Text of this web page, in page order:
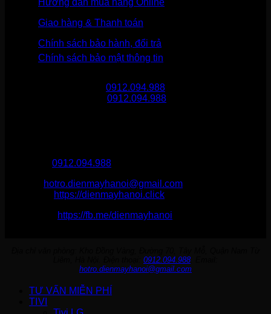
Hướng dẫn mua hàng Online
Giao hàng & Thanh toán
Chính sách bảo hành, đổi trả
Chính sách bảo mật thông tin
0912.094.988
0912.094.988
0912.094.988
hotro.dienmayhanoi@gmail.com
https://dienmayhanoi.click
https://fb.me/dienmayhanoi
0912.094.988. Email:
hotro.dienmayhanoi@gmail.com
TƯ VẤN MIỄN PHÍ
TIVI